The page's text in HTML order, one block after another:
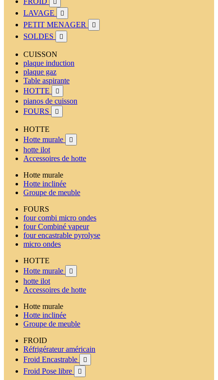

LAVAGE 
PETIT MENAGER 
SOLDES 
CUISSON
plaque induction
plaque gaz
Table aspirante
HOTTE

pianos de cuisson
FOURS

HOTTE
Hotte murale

hotte ilot
Accessoires de hotte
Hotte murale
Hotte inclinée
Groupe de meuble
FOURS
four combi micro ondes
four Combiné vapeur
four encastrable pyrolyse
micro ondes
HOTTE
Hotte murale

hotte ilot
Accessoires de hotte
Hotte murale
Hotte inclinée
Groupe de meuble
FROID
Réfrigérateur américain
Froid Encastrable

Froid Pose libre 